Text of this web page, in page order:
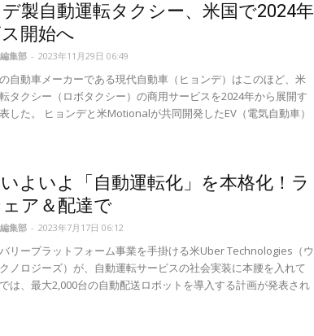
製自動運転タクシー、米国で2024年
開始へ
集部 - 2023年11月29日 06:49
自動車メーカーである現代自動車（ヒョンデ）はこのほど、米
タクシー（ロボタクシー）の商用サービスを2024年から展開す
した。 ヒョンデと米Motionalが共同開発したEV（電気自動車）
よいよ「自動運転化」を本格化！ラ
ア＆配達で
集部 - 2023年7月17日 06:12
リープラットフォーム事業を手掛ける米Uber Technologies（ウ
ノロジーズ）が、自動運転サービスの社会実装に本腰を入れて
は、最大2,000台の自動配送ロボットを導入する計画が発表され